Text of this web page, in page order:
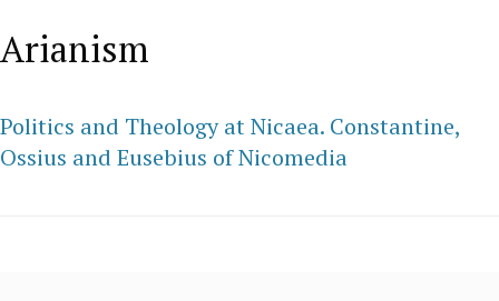
Arianism
Politics and Theology at Nicaea. Constantine,
Ossius and Eusebius of Nicomedia